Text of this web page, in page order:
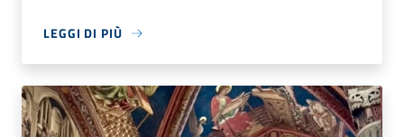
LEGGI DI PIÙ